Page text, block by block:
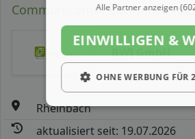
Communication Backoffice
BWI GmbH
Rheinbach
aktualisiert seit: 19.07.2026
Alle Partner anzeigen
EINWILLIGEN &
OHNE WERBUNG FÜR